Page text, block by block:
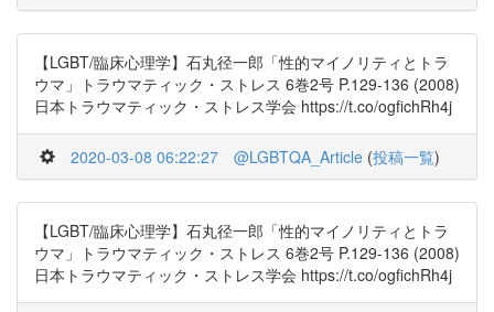
【LGBT/臨床心理学】石丸径一郎「性的マイノリティとトラ
ウマ」トラウマティック・ストレス 6巻2号 P.129-136 (2008)
日本トラウマティック・ストレス学会 https://t.co/ogfichRh4j
2020-03-08 06:22:27 @LGBTQA_Article (投稿一覧)
【LGBT/臨床心理学】石丸径一郎「性的マイノリティとトラ
ウマ」トラウマティック・ストレス 6巻2号 P.129-136 (2008)
日本トラウマティック・ストレス学会 https://t.co/ogfichRh4j